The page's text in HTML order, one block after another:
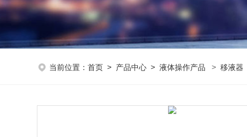
当前位置： 首页 > 产品中心 > 液体操作产品 > 移液器